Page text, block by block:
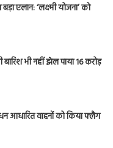
एलान: ‘लक्ष्मी योजना’ को
भी नहीं झेल पाया 16 करोड़
आधारित वाहनों को किया फ्लैग